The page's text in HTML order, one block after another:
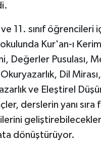
11. sınıf öğrencileri
okulunda Kur'an-ı
Değerler Pusulası,
Okuryazarlık, Dil
ve Eleştirel
derslerin yanı sıra
dönüştürüyor.